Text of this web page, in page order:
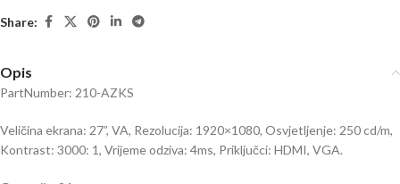
Share:
Opis
PartNumber: 210-AZKS
Veličina ekrana: 27”, VA, Rezolucija: 1920×1080, Osvjetljenje: 250 cd/m,
Kontrast: 3000: 1, Vrijeme odziva: 4ms, Priključci: HDMI, VGA.